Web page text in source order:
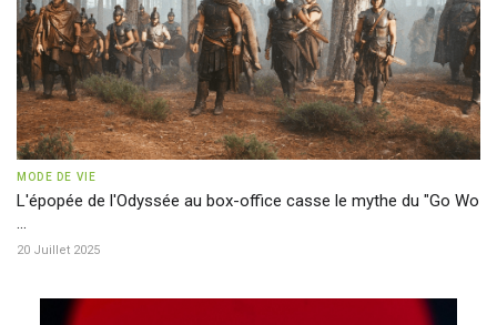
MODE DE VIE
L'épopée de l'Odyssée au box-office casse le mythe du "Go Wo
...
20 Juillet 2025